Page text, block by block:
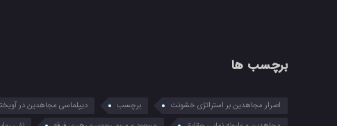
برچسب ها
اصرار مجاهدین بر استراتژی خشونت برچسب دیپلماسی مجاهدین در